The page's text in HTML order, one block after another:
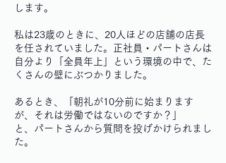
します。
私は23歳のときに、20人ほどの店舗の店長
を任されていました。正社員・パートさんは
自分より「全員年上」という環境の中で、た
くさんの壁にぶつかりました。
あるとき、
「朝礼が10分前に始まります
が、それは労働ではないのですか？」
と、パートさんから質問を投げかけられまし
た。